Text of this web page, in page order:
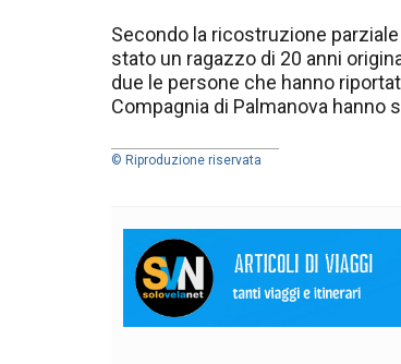
Secondo la ricostruzione
stato un ragazzo di 20 anni
due le persone che hanno
Compagnia di Palmanova
© Riproduzione riservata